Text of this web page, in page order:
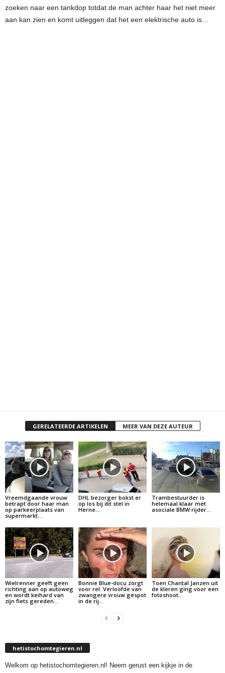
zoeken naar een tankdop totdat de man achter haar het niet meer
aan kan zien en komt uitleggen dat het een elektrische auto is…
GERELATEERDE ARTIKELEN MEER VAN DEZE AUTEUR
Vreemdgaande vrouw
betrapt door haar man
op parkeerplaats van
supermarkt…
DHL bezorger bokst er
op los bij dit stel in
Herne…
Trambestuurder is
helemaal klaar met
asociale BMW rijder…
Wielrenner geeft geen
richting aan op autoweg
en wordt keihard van
zijn fiets gereden…
Bonnie Blue-docu zorgt
voor rel: Verloofde van
zwangere vrouw gespot
in de rij…
Toen Chantal Janzen uit
de kleren ging voor een
fotoshoot…
hetistochomtegieren.nl
Welkom op hetistochomtegieren.nl! Neem gerust een kijkje in de